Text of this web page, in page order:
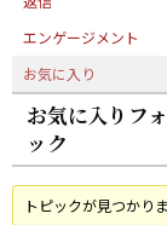
エンゲージメント
お気に入り
お気に入りフ
ック
トピックが見つかり